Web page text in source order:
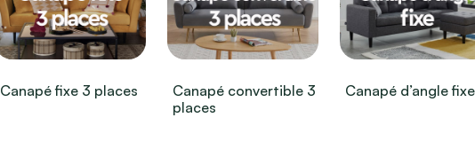
Canapé fixe 3 places
Canapé convertible 3
places
Canapé d’angle fixe